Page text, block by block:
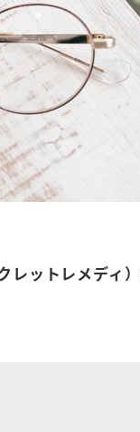
ットレメディ）